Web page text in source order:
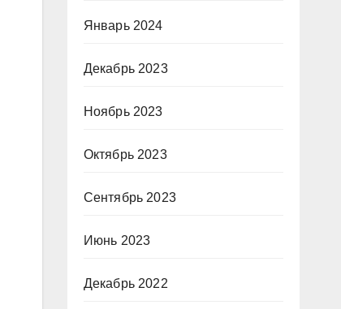
Январь 2024
Декабрь 2023
Ноябрь 2023
Октябрь 2023
Сентябрь 2023
Июнь 2023
Декабрь 2022